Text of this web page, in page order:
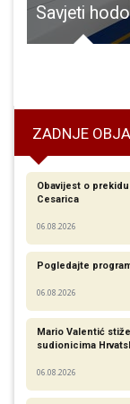
ZADNJE
Obavijest o
Cesarica
06.08.2026
Pogledajte
06.08.2026
Mario Valentić
sudionicima
06.08.2026